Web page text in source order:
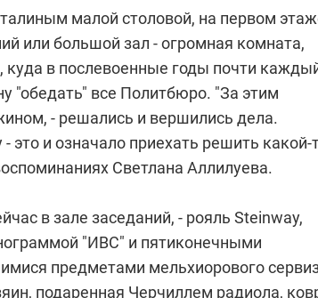
малой столовой, на первом
или большой зал - огромная комната,
в послевоенные годы почти
"обедать" все Политбюро. "За этим
- решались и вершились дела.
это и означало приехать решить какой-
Светлана Аллилуева.
в зале заседаний, - рояль Steinway,
"ИВС" и пятиконечными
предметами мельхиорового
подаренная Черчиллем радиола,